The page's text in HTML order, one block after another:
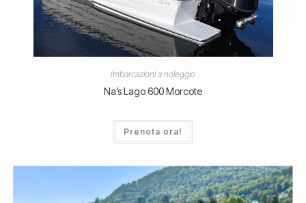
Imbarcazioni a noleggio
Na’s Lago 600 Morcote
Prenota ora!